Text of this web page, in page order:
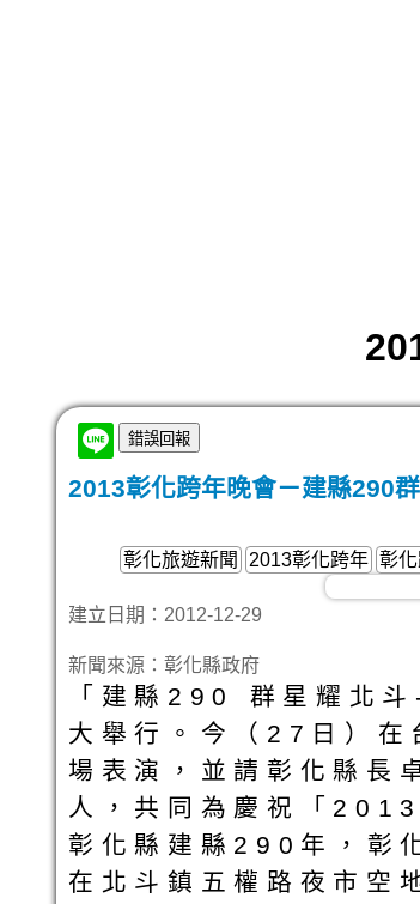
2013彰化跨年晚會－建縣290
彰化旅遊新聞 2013彰化跨年 彰
建立日期：2012-12-29
新聞來源：彰化縣政府
「建縣290 群星耀北
大舉行。今（27日）在
場表演，並請彰化縣長
人，共同為慶祝「
彰化縣建縣290年，彰
在北斗鎮五權路夜市空